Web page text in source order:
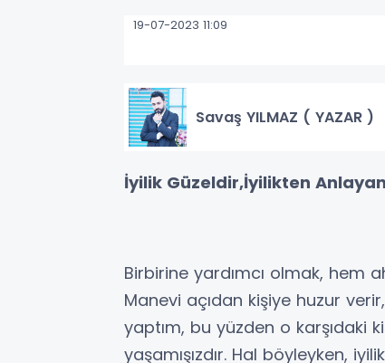
19-07-2023 11:09
Savaş YILMAZ ( YAZAR )
İyilik Güzeldir,İyilikten
Birbirine yardımcı olmak, hem
Manevi açıdan kişiye huzur
yaptım, bu yüzden o karşıdaki
yaşamışızdır. Hal böyleyken,